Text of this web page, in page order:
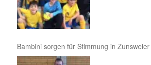
Bambini sorgen für Stimmung in Zunsweier